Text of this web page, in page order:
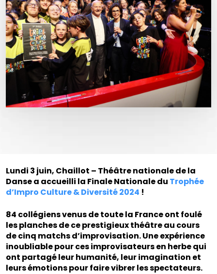
Lundi 3 juin, Chaillot – Théâtre nationale de la
Danse a accueilli la Finale Nationale du Trophée
d’Impro Culture & Diversité 2024 !
84 collégiens venus de toute la France ont foulé
les planches de ce prestigieux théâtre au cours
de cinq matchs d’improvisation. Une expérience
inoubliable pour ces improvisateurs en herbe qui
ont partagé leur humanité, leur imagination et
leurs émotions pour faire vibrer les spectateurs.